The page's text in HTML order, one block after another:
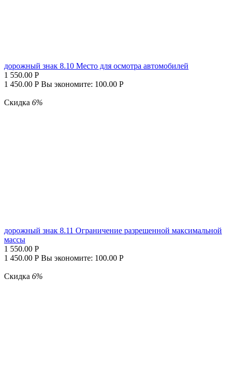
дорожный знак 8.10 Место для осмотра автомобилей
1 550.00 Р
1 450.00 Р Вы экономите: 100.00 Р
Скидка 6%
дорожный знак 8.11 Ограничение разрешенной максимальной
массы
1 550.00 Р
1 450.00 Р Вы экономите: 100.00 Р
Скидка 6%